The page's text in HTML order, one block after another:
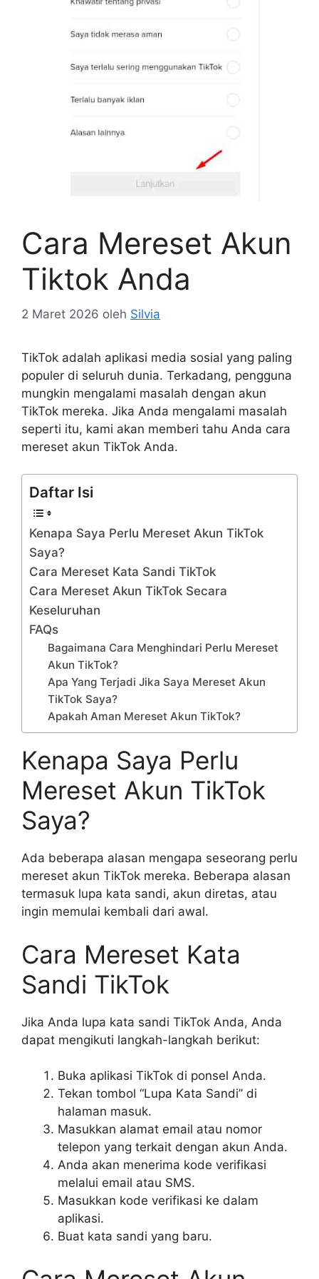
Cara Mereset Akun
Tiktok Anda
2 Maret 2026 oleh Silvia
TikTok adalah aplikasi media sosial yang paling
populer di seluruh dunia. Terkadang, pengguna
mungkin mengalami masalah dengan akun
TikTok mereka. Jika Anda mengalami masalah
seperti itu, kami akan memberi tahu Anda cara
mereset akun TikTok Anda.
Daftar Isi
Kenapa Saya Perlu Mereset Akun TikTok
Saya?
Cara Mereset Kata Sandi TikTok
Cara Mereset Akun TikTok Secara
Keseluruhan
FAQs
Bagaimana Cara Menghindari Perlu Mereset
Akun TikTok?
Apa Yang Terjadi Jika Saya Mereset Akun
TikTok Saya?
Apakah Aman Mereset Akun TikTok?
Kenapa Saya Perlu
Mereset Akun TikTok
Saya?
Ada beberapa alasan mengapa seseorang perlu
mereset akun TikTok mereka. Beberapa alasan
termasuk lupa kata sandi, akun diretas, atau
ingin memulai kembali dari awal.
Cara Mereset Kata
Sandi TikTok
Jika Anda lupa kata sandi TikTok Anda, Anda
dapat mengikuti langkah-langkah berikut:
Buka aplikasi TikTok di ponsel Anda.
Tekan tombol “Lupa Kata Sandi” di
halaman masuk.
Masukkan alamat email atau nomor
telepon yang terkait dengan akun Anda.
Anda akan menerima kode verifikasi
melalui email atau SMS.
Masukkan kode verifikasi ke dalam
aplikasi.
Buat kata sandi yang baru.